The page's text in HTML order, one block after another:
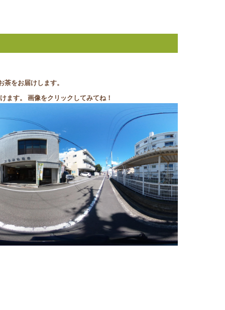
をお届けします。
ます。 画像をクリックしてみてね！